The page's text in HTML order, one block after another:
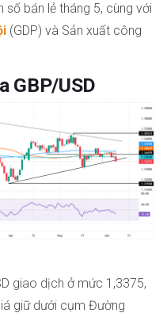
số bán lẻ tháng 5, cùng với
(GDP) và Sản xuất công
GBP/USD
giao dịch ở mức 1,3375,
giữ dưới cụm Đường